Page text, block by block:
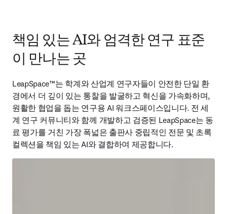
책임 있는 AI와 엄격한 연구 표준
이 만나는 곳
LeapSpace™는 학계와 산업계 연구자들이 안전한 단일 환
경에서 더 깊이 있는 통찰을 발굴하고 혁신을 가속화하며,
원활한 협업을 돕는 연구용 AI 워크스페이스입니다. 전 세
계 연구 커뮤니티와 함께 개발하고 검증된 LeapSpace는 동
료 평가를 거친 가장 폭넓은 출판사 중립적인 전문 및 초록
컬렉션을 책임 있는 AI와 결합하여 제공합니다.